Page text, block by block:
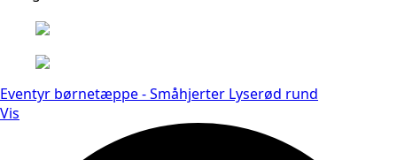
Eventyr børnetæppe - Småhjerter Lyserød rund
Vis